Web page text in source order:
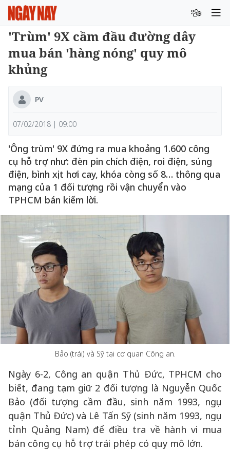
'Trùm' 9X cầm đầu đường dây
mua bán 'hàng nóng' quy mô
khủng
PV
07/02/2018 | 09:00
'Ông trùm' 9X đứng ra mua khoảng 1.600 công
cụ hỗ trợ như: đèn pin chích điện, roi điện, súng
điện, bình xịt hơi cay, khóa còng số 8… thông qua
mạng của 1 đối tượng rồi vận chuyển vào
TPHCM bán kiếm lời.
Bảo (trái) và Sỹ tại cơ quan Công an.
Ngày 6-2, Công an quận Thủ Đức, TPHCM cho
biết, đang tạm giữ 2 đối tượng là Nguyễn Quốc
Bảo (đối tượng cầm đầu, sinh năm 1993, ngụ
quận Thủ Đức) và Lê Tấn Sỹ (sinh năm 1993, ngụ
tỉnh Quảng Nam) để điều tra về hành vi mua
bán công cụ hỗ trợ trái phép có quy mô lớn.